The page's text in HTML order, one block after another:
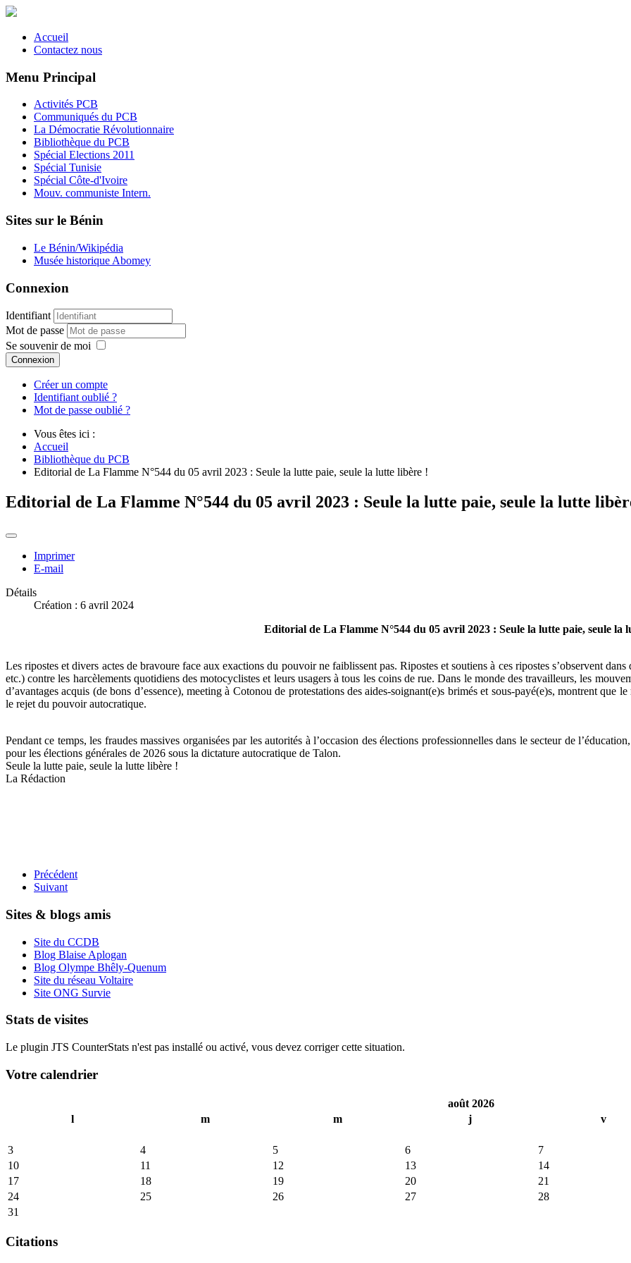
Accueil
Contactez nous
Menu Principal
Activités PCB
Communiqués du PCB
La Démocratie Révolutionnaire
Bibliothèque du PCB
Spécial Elections 2011
Spécial Tunisie
Spécial Côte-d'Ivoire
Mouv. communiste Intern.
Sites sur le Bénin
Le Bénin/Wikipédia
Musée historique Abomey
Connexion
Identifiant
Mot de passe
Se souvenir de moi
Connexion
Créer un compte
Identifiant oublié ?
Mot de passe oublié ?
Vous êtes ici :
Accueil
Bibliothèque du PCB
Editorial de La Flamme N°544 du 05 avril 2023 : Seule la lutte paie, seule la lutte libère !
Editorial de La Flamme N°544 du 05 avril 2023 : Seule la lutte paie, seule la lutte
Imprimer
E-mail
Détails
Création : 6 avril 2024
Editorial de La Flamme N°544 du 05 avril 2023 : Seule la lutte paie, seule la
Les ripostes et divers actes de bravoure face aux exactions du pouvoir ne faiblissent pas. Ripostes et soutiens à ces ripostes s’observent
etc.) contre les harcèlements quotidiens des motocyclistes et leurs usagers à tous les coins de rue. Dans le monde des travailleurs, les
d’avantages acquis (de bons d’essence), meeting à Cotonou de protestations des aides-soignant(e)s brimés et sous-payé(e)s, montrent que
le rejet du pouvoir autocratique.
Pendant ce temps, les fraudes massives organisées par les autorités à l’occasion des élections professionnelles dans le secteur de
pour les élections générales de 2026 sous la dictature autocratique de Talon.
Seule la lutte paie, seule la lutte libère !
La Rédaction
Précédent
Suivant
Sites & blogs amis
Site du CCDB
Blog Blaise Aplogan
Blog Olympe Bhêly-Quenum
Site du réseau Voltaire
Site ONG Survie
Stats de visites
Le plugin JTS CounterStats n'est pas installé ou activé, vous devez corriger cette situation.
Votre calendrier
août 2026
l
m m j v
3
4 5 6 7
10
11 12 13 14
17
18 19 20 21
24
25 26 27 28
31
Citations